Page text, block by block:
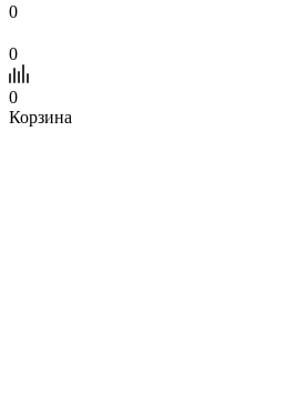
0
0
0
Корзина